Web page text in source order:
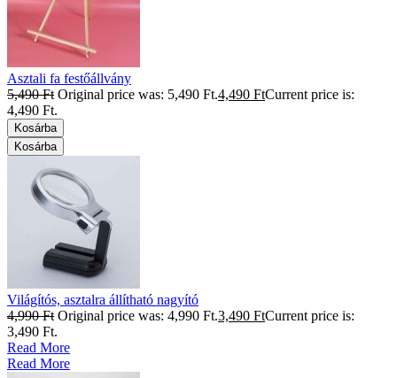
Asztali fa festőállvány
5,490Ft Original price was: 5,490 Ft.4,490 FtCurrent price is:
4,490 Ft.
Kosárba
Kosárba
Világítós, asztalra állítható nagyító
4,990Ft Original price was: 4,990 Ft.3,490 FtCurrent price is:
3,490 Ft.
Read More
Read More